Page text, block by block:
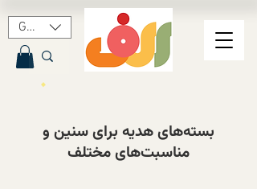
GBP (£)
بسته‌های هدیه برای سنین و
مناسبت‌های مختلف